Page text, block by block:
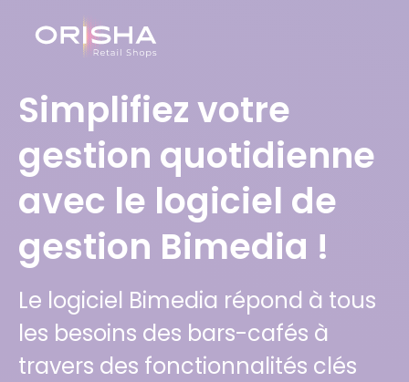
Simplifiez votre
gestion quotidienne
avec le logiciel de
gestion Bimedia !
Le logiciel Bimedia répond à tous
les besoins des bars-cafés à
travers des fonctionnalités clés